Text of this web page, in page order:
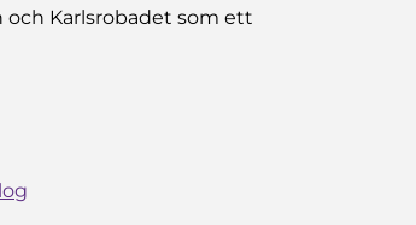
och Karlsrobadet som ett